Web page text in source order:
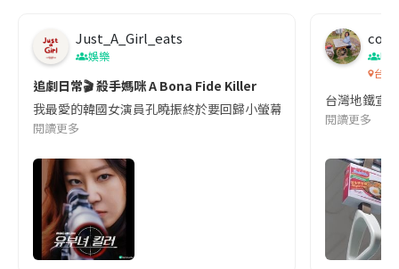
Just_A_Girl_eats
娛樂
追劇日常🎬 殺手媽咪 A Bona Fide Killer
我最愛的韓國女演員孔曉振終於要回歸小螢幕啦!這次的劇本改編
閱讀更多
co
吹
台灣
台灣地鐵宣
閱讀更多